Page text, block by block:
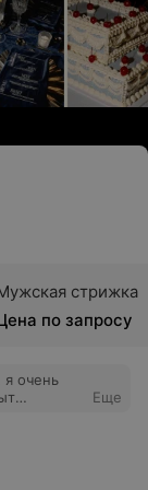
стрижка
по запросу
я очень
всем
Еще